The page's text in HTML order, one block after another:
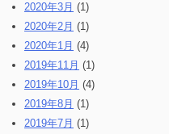
2020年3月 (1)
2020年2月 (1)
2020年1月 (4)
2019年11月 (1)
2019年10月 (4)
2019年8月 (1)
2019年7月 (1)